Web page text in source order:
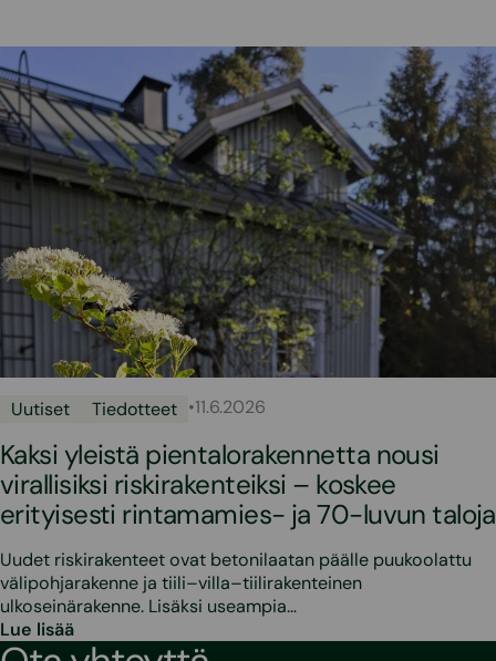
Uutiset Tiedotteet •11.6.2026
Kaksi yleistä pientalorakennetta nousi
virallisiksi riskirakenteiksi – koskee
erityisesti rintamamies- ja 70-luvun taloja
Uudet riskirakenteet ovat betonilaatan päälle puukoolattu
välipohjarakenne ja tiili–villa–tiilirakenteinen
ulkoseinärakenne. Lisäksi useampia…
Lue lisää